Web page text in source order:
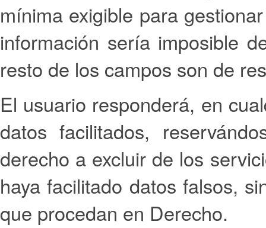
mínima exigible para
información sería imposible
resto de los campos son de
El usuario responderá, en
datos facilitados,
derecho a excluir de los
haya facilitado datos falsos,
que procedan en Derecho.